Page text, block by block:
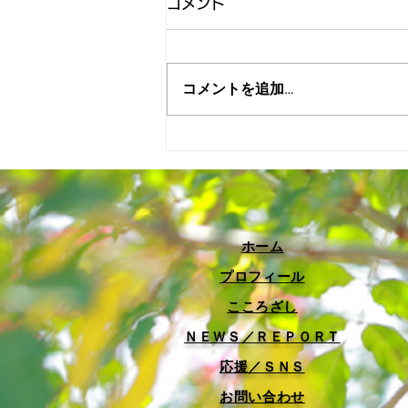
催されました！
コメント
コメントを追加…
​ホーム
プロフィール
​こころざし
​ＮＥＷＳ／ＲＥＰＯＲＴ
応援／ＳＮＳ
お問い合わせ